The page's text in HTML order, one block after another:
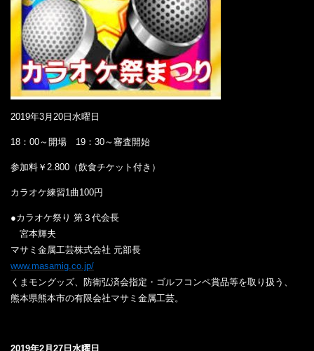
2019年3月20日水曜日
18：00～開場 19：30～審査開始
参加料￥2.800（飲食チケット付き）
カラオケ練習1曲100円
●カラオケ祭り 第３代会長
宮本輝夫
マサミ金属工芸株式会社 元部長
www.masamig.co.jp/
くまモングッズ、防衛弘済会指定・ゴルフコンペ賞品等を取り扱う、
熊本県熊本市の有限会社マサミ金属工芸。
2019年2月27日水曜日